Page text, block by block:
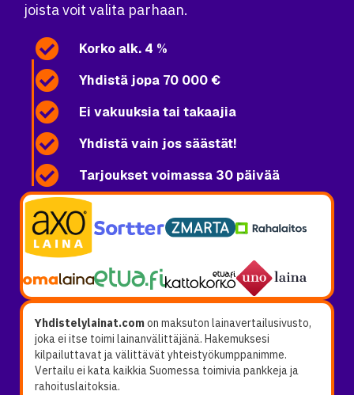
joista voit valita parhaan.
Korko alk. 4 %
Yhdistä jopa 70 000 €
Ei vakuuksia tai takaajia
Yhdistä vain jos säästät!
Tarjoukset voimassa 30 päivää
Yhdistelylainat.comon maksuton lainavertailusivusto,
joka ei itse toimi lainanvälittäjänä. Hakemuksesi
kilpailuttavat ja välittävät yhteistyökumppanimme.
Vertailu ei kata kaikkia Suomessa toimivia pankkeja ja
rahoituslaitoksia.